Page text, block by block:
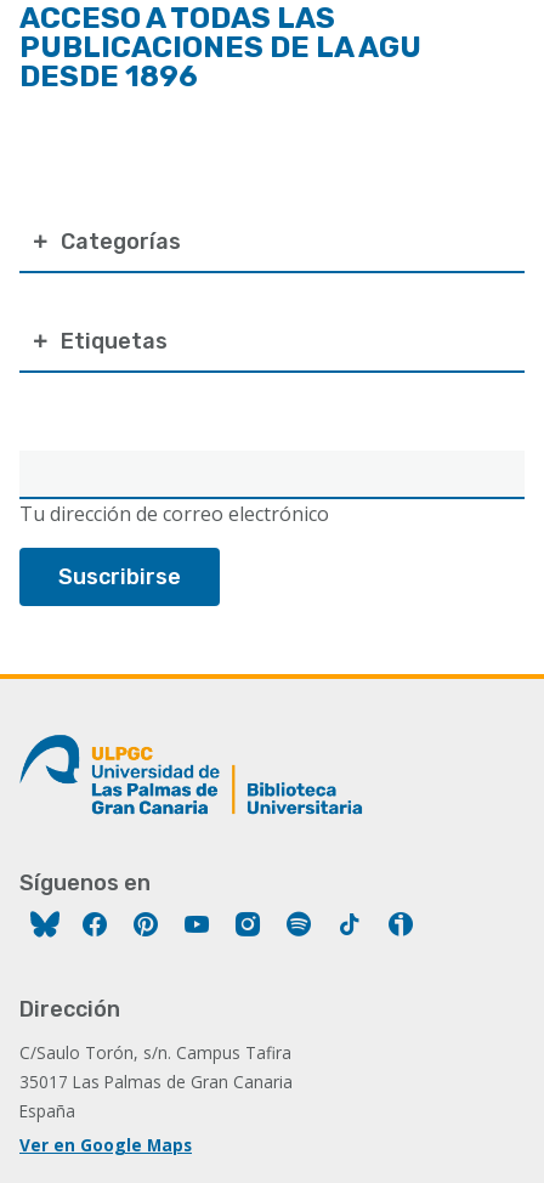
electrónico
Tu dirección de correo electrónico
Categorías
Etiquetas
ACCESO A TODAS LAS
PUBLICACIONES DE LA AGU
DESDE 1896
Síguenos en
FacebookPinterestYouTubeInstagram
Spotify Tiktok
Dirección
C/Saulo Torón, s/n. Campus Tafira
35017 Las Palmas de Gran Canaria
España
Ver en Google Maps